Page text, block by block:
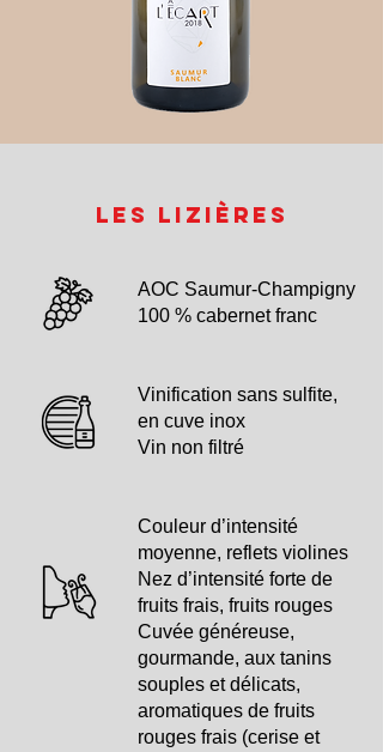
Les Lizières
AOC Saumur-Champigny
100 % cabernet franc
Vinification sans sulfite,
en cuve inox
Vin non filtré
Couleur d’intensité
moyenne, reflets violines
Nez d’intensité forte de
fruits frais, fruits rouges
Cuvée généreuse,
gourmande, aux tanins
souples et délicats,
aromatiques de fruits
rouges frais (cerise et